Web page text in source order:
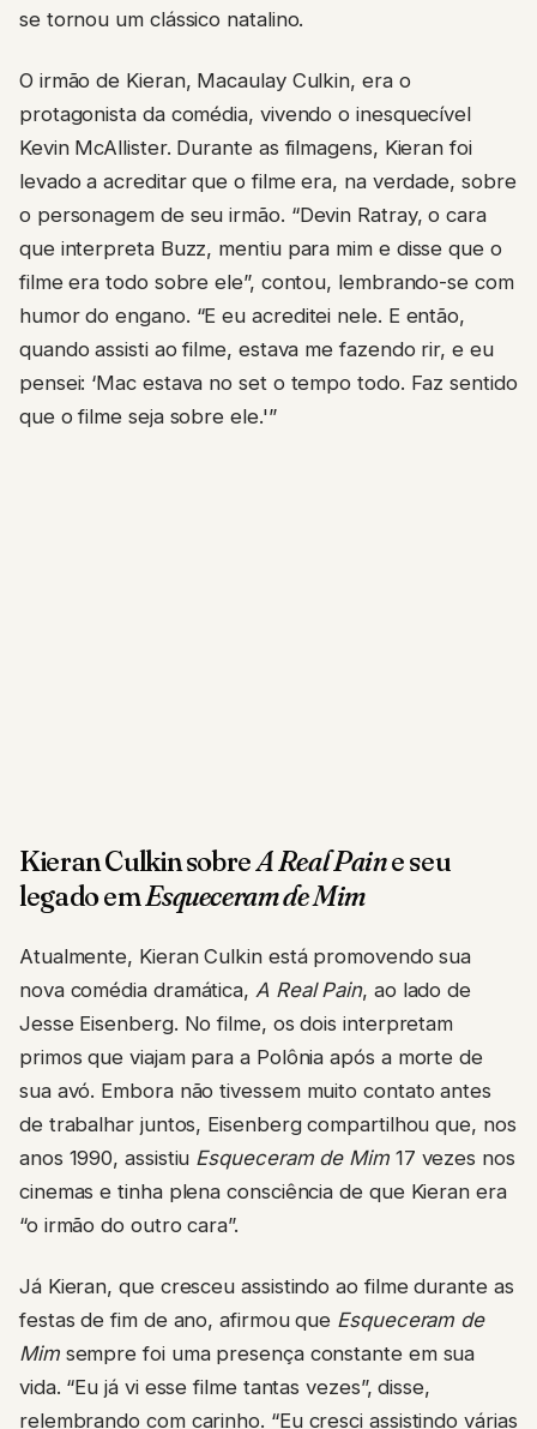
se tornou um clássico natalino.
O irmão de Kieran, Macaulay Culkin, era o
protagonista da comédia, vivendo o inesquecível
Kevin McAllister. Durante as filmagens, Kieran foi
levado a acreditar que o filme era, na verdade, sobre
o personagem de seu irmão. “Devin Ratray, o cara
que interpreta Buzz, mentiu para mim e disse que o
filme era todo sobre ele”, contou, lembrando-se com
humor do engano. “E eu acreditei nele. E então,
quando assisti ao filme, estava me fazendo rir, e eu
pensei: ‘Mac estava no set o tempo todo. Faz sentido
que o filme seja sobre ele.'”
Kieran Culkin sobreA Real Paine seu
legado emEsqueceram de Mim
Atualmente, Kieran Culkin está promovendo sua
nova comédia dramática, A Real Pain, ao lado de
Jesse Eisenberg. No filme, os dois interpretam
primos que viajam para a Polônia após a morte de
sua avó. Embora não tivessem muito contato antes
de trabalhar juntos, Eisenberg compartilhou que, nos
anos 1990, assistiu Esqueceram de Mim17 vezes nos
cinemas e tinha plena consciência de que Kieran era
“o irmão do outro cara”.
Já Kieran, que cresceu assistindo ao filme durante as
festas de fim de ano, afirmou que Esqueceram de
Mimsempre foi uma presença constante em sua
vida. “Eu já vi esse filme tantas vezes”, disse,
relembrando com carinho. “Eu cresci assistindo várias